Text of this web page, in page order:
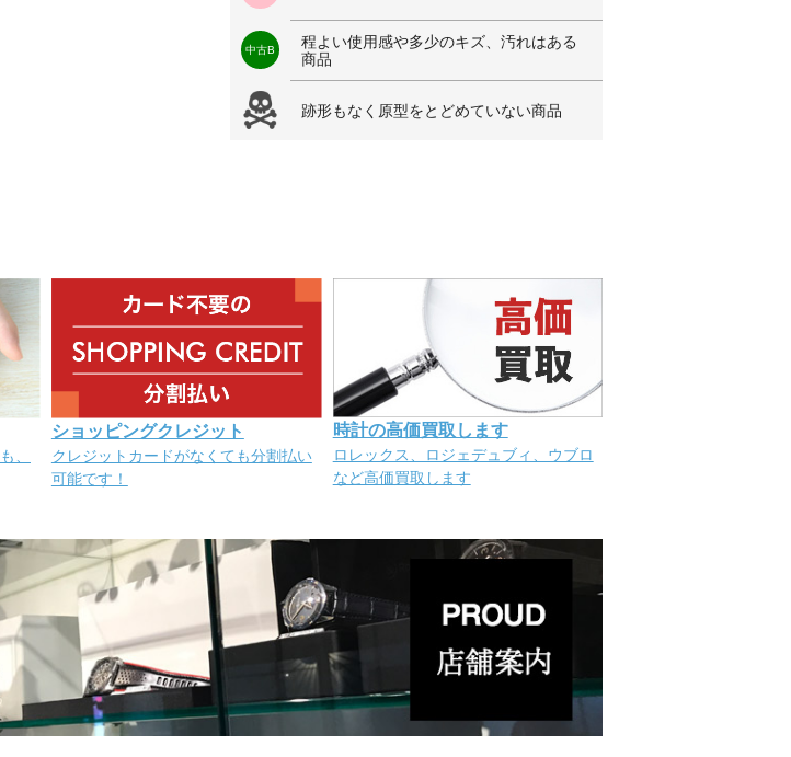
中古B
程よい使用感や多少のキズ、汚れはある
商品
跡形もなく原型をとどめていない商品
、
ショッピングクレジット
クレジットカードがなくても分割払い
可能です！
時計の高価買取します
ロレックス、ロジェデュブィ、ウブロ
など高価買取します